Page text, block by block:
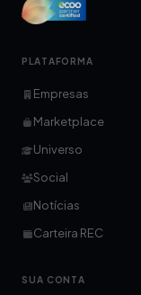
PLATAFORMA
Empresas
Marketplace
Universo
Social
Notícias
Carteira REC
SUA CONTA